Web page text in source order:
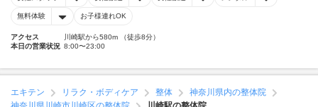
無料体験 お子様連れOK
アクセス
川崎駅から580m （徒歩8分）
本日の営業状況 8:00〜23:00
エキテン リラク・ボディケア 整体
神奈川県内の整体院